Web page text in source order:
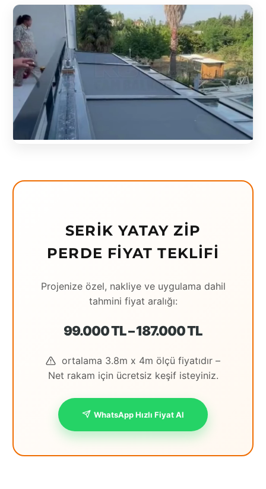
SERIK YATAY ZIP
PERDE FIYAT TEKLIFI
Projenize özel, nakliye ve uygulama dahil
tahmini fiyat aralığı:
99.000 TL – 187.000 TL
ortalama 3.8m x 4m ölçü fiyatıdır –
Net rakam için ücretsiz keşif isteyiniz.
WhatsApp Hızlı Fiyat Al
Bosnia and
Herzegovina
București
Bulgaristan
Bursa
Çanakkale
Erzrum
Gaziantep
Giresun
Houston
İstanbul